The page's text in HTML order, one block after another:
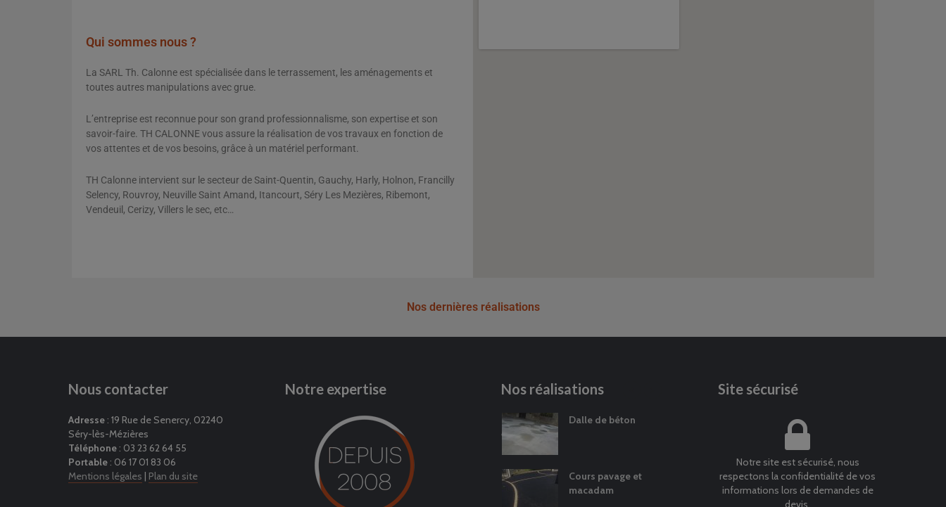
Qui sommes nous ?
La SARL Th. Calonne est spécialisée dans le terrassement, les aménagements et
toutes autres manipulations avec grue.
L’entreprise est reconnue pour son grand professionnalisme, son expertise et son
savoir-faire. TH CALONNE vous assure la réalisation de vos travaux en fonction de
vos attentes et de vos besoins, grâce à un matériel performant.
TH Calonne intervient sur le secteur de Saint-Quentin, Gauchy, Harly, Holnon, Francilly
Selency, Rouvroy, Neuville Saint Amand, Itancourt, Séry Les Mezières, Ribemont,
Vendeuil, Cerizy, Villers le sec, etc…
Nos dernières réalisations
Nous contacter
Adresse : 19 Rue de Senercy, 02240
Séry-lès-Mézières
Téléphone : 03 23 62 64 55
Portable : 06 17 01 83 06
Mentions légales | Plan du site
Notre expertise Nos réalisations
Dalle de béton
Cours pavage et
création paysagère
Cours en cailloux sur
Assainissement école
et mairie de Mézières
sur Oise
Micro station
Mézières sur Oise
Dalle de béton
Cours pavage et
macadam
Cours en pavage et
création paysagère
Cours en cailloux sur
nid d’abeilles
Site sécurisé
Notre site est sécurisé, nous
respectons la confidentialité de vos
informations lors de demandes de
devis.